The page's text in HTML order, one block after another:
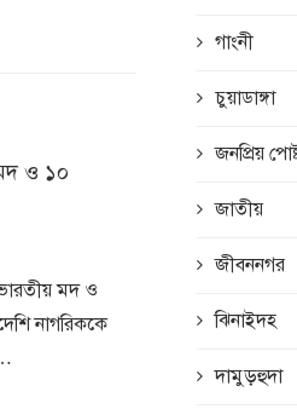
ও ১০
মদ ও
নাগরিককে
গাংনী
চুয়াডাঙ্গা
জনপ্রিয়
জাতীয়
জীবননগর
ঝিনাইদহ
দামুড়হুদা